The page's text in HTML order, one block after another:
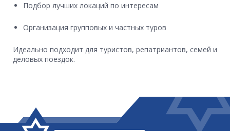
Подбор лучших локаций по интересам
Организация групповых и частных туров
Идеально подходит для туристов, репатриантов, семей и
деловых поездок.